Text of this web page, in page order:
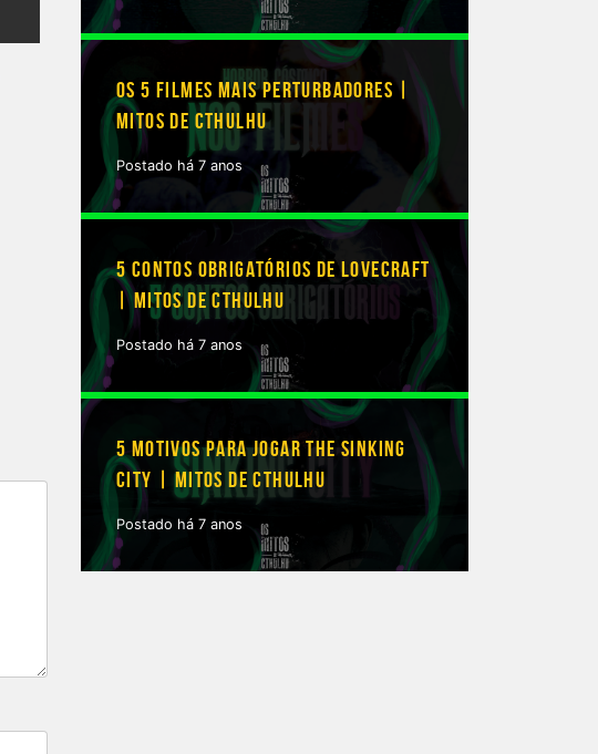
OS 5 FILMES MAIS PERTURBADORES |
MITOS DE CTHULHU
Postado há 7 anos
5 CONTOS OBRIGATÓRIOS DE LOVECRAFT
| MITOS DE CTHULHU
Postado há 7 anos
5 MOTIVOS PARA JOGAR THE SINKING
CITY | MITOS DE CTHULHU
Postado há 7 anos